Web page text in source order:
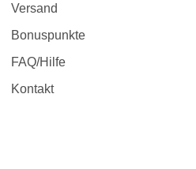
Versand
Bonuspunkte
FAQ/Hilfe
Kontakt